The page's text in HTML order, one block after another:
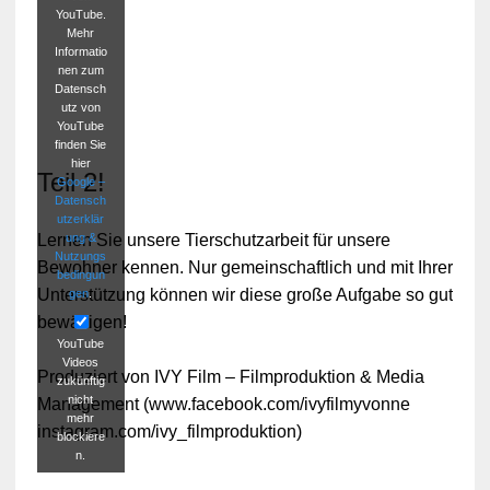
YouTube.
Mehr
Informatio
nen zum
Datensch
utz von
YouTube
finden Sie
hier
Google –
Datensch
utzerklär
ung &
Nutzungs
bedingun
gen.
YouTube
Videos
zukünftig
nicht
mehr
blockiere
n.
Teil 2!
Lernen Sie unsere Tierschutzarbeit für unsere
Bewohner kennen. Nur gemeinschaftlich und mit Ihrer
Unterstützung können wir diese große Aufgabe so gut
bewältigen!
Produziert von IVY Film – Filmproduktion & Media
Management (www.facebook.com/ivyfilmyvonne
instagram.com/ivy_filmproduktion)